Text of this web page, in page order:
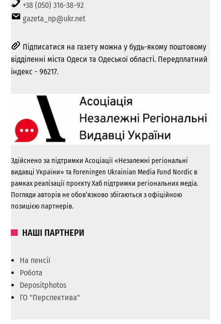
+38 (050) 316-38-92
gazeta_np@ukr.net
Підписатися на газету можна у будь-якому поштовому
відділенні міста Одеси та Одеської області. Передплатний
індекс - 96217.
Здійснено за підтримки Асоціації «Незалежні регіональні
видавці України» та Foreningen Ukrainian Media Fund Nordic в
рамках реалізації проєкту Хаб підтримки регіональних медіа.
Погляди авторів не обов’язково збігаються з офіційною
позицією партнерів.
НАШІ ПАРТНЕРИ
На пенсії
Робота
Depositphotos
ГО "Перспектива"